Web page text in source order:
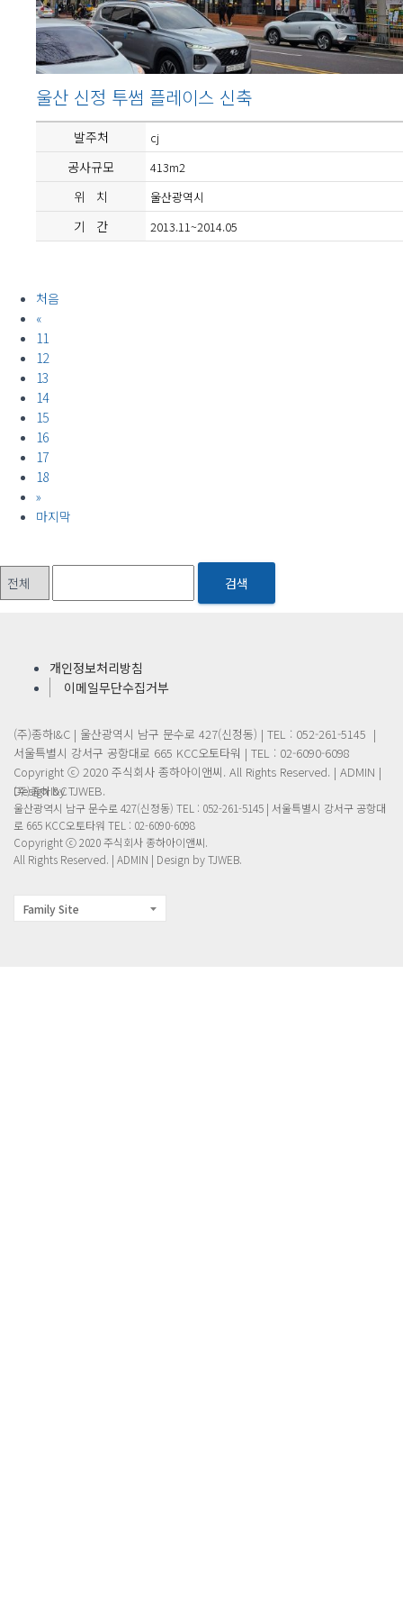
울산 신정 투썸 플레이스 신축
발주처 cj
공사규모 413m2
위 치 울산광역시
기 간 2013.11~2014.05
처음
«
11
12
13
14
15
16
17
18
»
마지막
검색
개인정보처리방침
이메일무단수집거부
(주)종하I&C | 울산광역시 남구 문수로 427(신정동) | TEL : 052-261-5145 |
서울특별시 강서구 공항대로 665 KCC오토타워 | TEL : 02-6090-6098
Copyright ⓒ 2020 주식회사 종하아이앤씨. All Rights Reserved. | ADMIN |
Design by TJWEB.
(주)종하I&C
울산광역시 남구 문수로 427(신정동) TEL : 052-261-5145 | 서울특별시 강서구 공항대
로 665 KCC오토타워 TEL : 02-6090-6098
Copyright ⓒ 2020 주식회사 종하아이앤씨.
All Rights Reserved. | ADMIN | Design by TJWEB.
Family Site